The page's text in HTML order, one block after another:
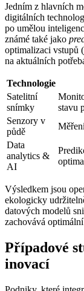
Jedním z hlavních
digitálních
po umělou
známé také jako
optimalizaci vstupů
na aktuálních
Technologie
Satelitní
snímky
stavu
Senzory v
půdě
Data
analytics &
AI
Výsledkem jsou
ekologicky
datových modelů
zachovává
Případové
inovací